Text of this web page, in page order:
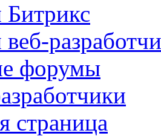
Битрикс
веб-
форумы
страница